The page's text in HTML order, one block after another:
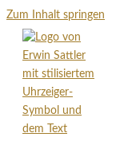
Zum Inhalt springen